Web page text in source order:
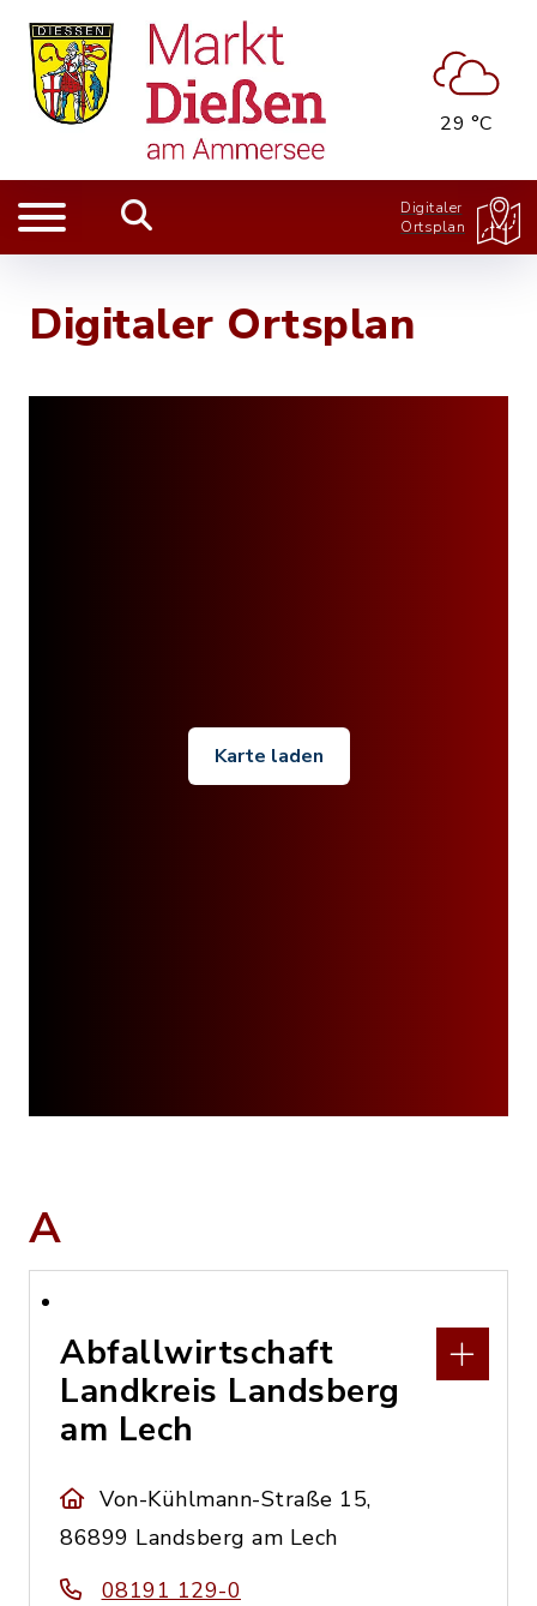
29 °C
Digitaler
Ortsplan
Digitaler Ortsplan
Karte laden
A
Abfallwirtschaft
Landkreis Landsberg
am Lech
Von-Kühlmann-Straße 15,
86899 Landsberg am Lech
08191 129-0